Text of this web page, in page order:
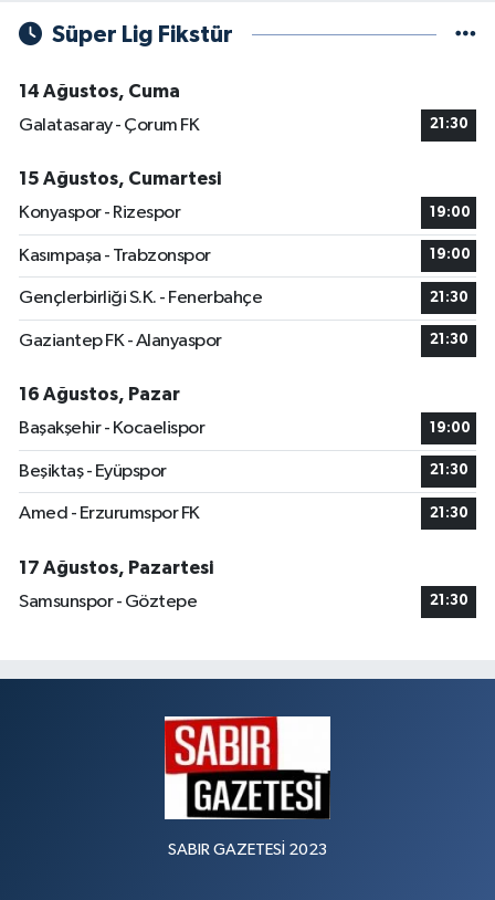
Süper Lig Fikstür
14 Ağustos, Cuma
Galatasaray - Çorum FK
21:30
15 Ağustos, Cumartesi
Konyaspor - Rizespor
19:00
Kasımpaşa - Trabzonspor 19:00
Gençlerbirliği S.K. - Fenerbahçe 21:30
Gaziantep FK - Alanyaspor 21:30
16 Ağustos, Pazar
Başakşehir - Kocaelispor
19:00
Beşiktaş - Eyüpspor 21:30
Amed - Erzurumspor FK 21:30
17 Ağustos, Pazartesi
Samsunspor - Göztepe
21:30
SABIR GAZETESİ 2023